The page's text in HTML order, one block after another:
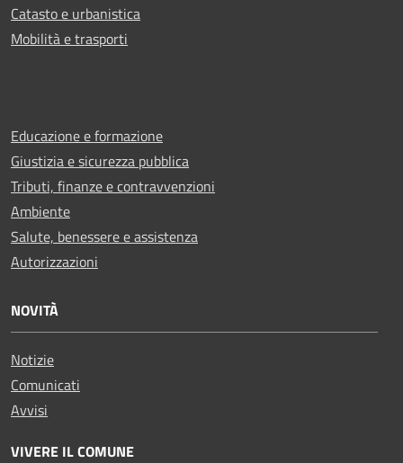
Catasto e urbanistica
Mobilità e trasporti
Educazione e formazione
Giustizia e sicurezza pubblica
Tributi, finanze e contravvenzioni
Ambiente
Salute, benessere e assistenza
Autorizzazioni
NOVITÀ
Notizie
Comunicati
Avvisi
VIVERE IL COMUNE